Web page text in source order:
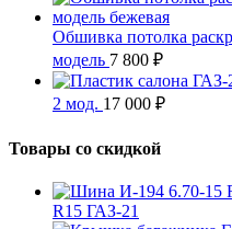
Обшивка потолка
модель 7 800 ₽
2 мод. 17 000 ₽
Товары со скидкой
R15 ГАЗ-21